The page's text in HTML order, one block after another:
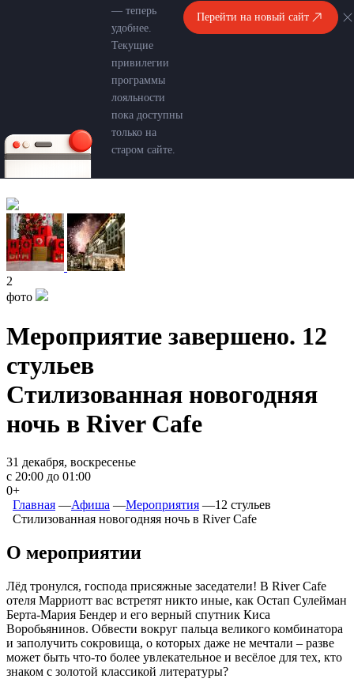
— теперь
удобнее.
Текущие
привилегии
программы
лояльности
пока доступны
только на
старом сайте.
Перейти на новый сайт
2
фото
Мероприятие завершено. 12
стульев
Стилизованная новогодняя
ночь в River Cafe
31 декабря, воскресенье
с 20:00 до 01:00
0+
Главная ―Афиша ―Мероприятия ―12 стульев
Стилизованная новогодняя ночь в River Cafe
О мероприятии
Лёд тронулся, господа присяжные заседатели! В River Cafe
отеля Марриотт вас встретят никто иные, как Остап Сулейман
Берта-Мария Бендер и его верный спутник Киса
Воробьянинов. Обвести вокруг пальца великого комбинатора
и заполучить сокровища, о которых даже не мечтали – разве
может быть что-то более увлекательное и весёлое для тех, кто
знаком с золотой классикой литературы?